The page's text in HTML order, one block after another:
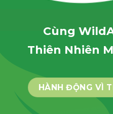
Cùng
Thiên Nhiên
HÀNH ĐỘNG VÌ